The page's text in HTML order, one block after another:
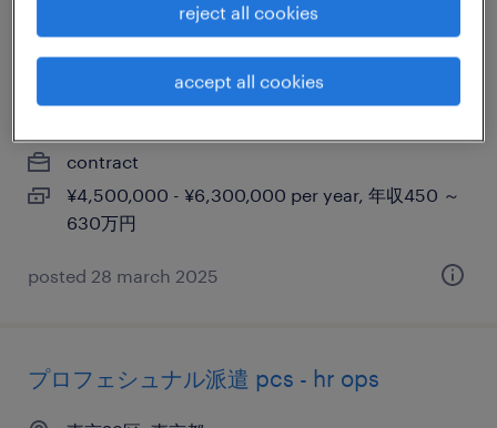
english only ok! it infrastructure project
manager (professional haken/dispatch)
contract
¥4,500,000 - ¥6,300,000 per year, 年収450 ～
630万円
posted 28 march 2025
プロフェシュナル派遣 pcs - hr ops
reject all cookies
accept all cookies